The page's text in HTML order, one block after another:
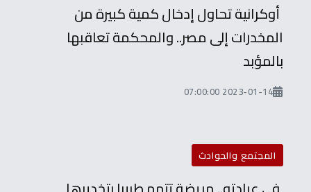
أوكرانية تحاول إدخال كمية كبيرة من
المخدرات إلى مصر.. والمحكمة تعاقبها
بالمؤبد
2023-01-14 07:00:00
المجتمع والحوادث